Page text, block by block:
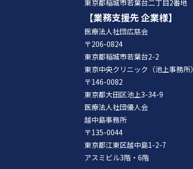
東京都稲城市若葉台二丁目2番地
【業務支援先 企業様】
医療法人社団広慈会
〒206-0824
東京都稲城市若葉台2-2
東京中央クリニック（池上事務所）
〒146-0082
東京都大田区池上3-34-9
医療法人社団優人会
越中島事務所
〒135-0044
東京都江東区越中島1-2-7
アスミビル3階・6階